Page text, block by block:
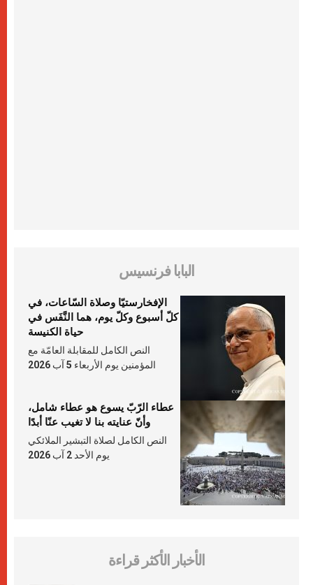
البابا فرنسيس
الإفخارستيّا وصلاة السّاعات، في
كلّ أسبوع وكلّ يوم، هما النَّفَس في
حياة الكنيسة
النص الكامل للمقابلة العامّة مع
المؤمنين يوم الأربعاء 5 آب 2026
عطاء الرّبّ يسوع هو عطاء شامل،
وأنّ عنايته بنا لا تغيب عنّا أبدًا
النص الكامل لصلاة التبشير الملائكي
يوم الأحد 2 آب 2026
الأخبار الأكثر قراءة